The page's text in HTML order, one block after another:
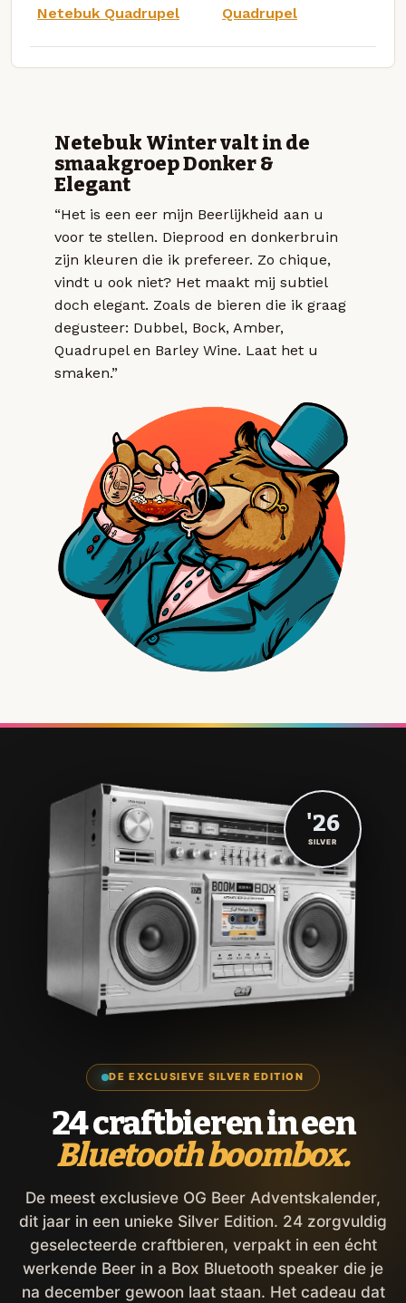
Netebuk Quadrupel Quadrupel
Netebuk Winter valt in de
smaakgroep Donker &
Elegant
“Het is een eer mijn Beerlijkheid aan u
voor te stellen. Dieprood en donkerbruin
zijn kleuren die ik prefereer. Zo chique,
vindt u ook niet? Het maakt mij subtiel
doch elegant. Zoals de bieren die ik graag
degusteer: Dubbel, Bock, Amber,
Quadrupel en Barley Wine. Laat het u
smaken.”
DE EXCLUSIEVE SILVER EDITION
24 craftbieren in een
Bluetooth boombox.
De meest exclusieve OG Beer Adventskalender,
dit jaar in een unieke Silver Edition. 24 zorgvuldig
geselecteerde craftbieren, verpakt in een écht
werkende Beer in a Box Bluetooth speaker die je
na december gewoon laat staan. Het cadeau dat
'26
SILVER